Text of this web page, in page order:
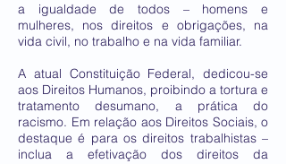
a igualdade de todos – homens e
mulheres, nos direitos e obrigações, na
vida civil, no trabalho e na vida familiar.
A atual Constituição Federal, dedicou-se
aos Direitos Humanos, proibindo a tortura e
tratamento desumano, a prática do
racismo. Em relação aos Direitos Sociais, o
destaque é para os direitos trabalhistas –
inclua a efetivação dos direitos da